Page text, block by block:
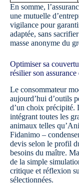
En somme,
une mutuelle
vigilance pour
adaptée, sans
masse anonyme du
Optimiser sa
résilier son assurance
Le consommateur
aujourd’hui d’outils
d’un choix précipité.
intégrant toutes les
animaux telles
Fidanimo –
devis selon le profil
besoins du maître.
de la simple
critique et réflexion
sélectionnées.